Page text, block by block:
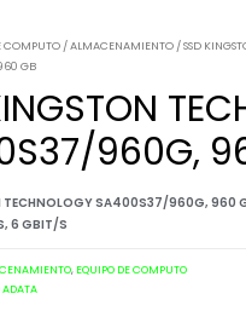
COMPUTO /ALMACENAMIENTO / SSD
GB
960G,
TECHNOLOGY SA400S37/960G, 960
6 GBIT/S
, EQUIPO DE COMPUTO
ADATA